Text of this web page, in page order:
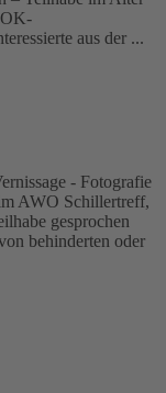
aus der ...
- Fotografie
AWO Schillertreff,
gesprochen
behinderten oder